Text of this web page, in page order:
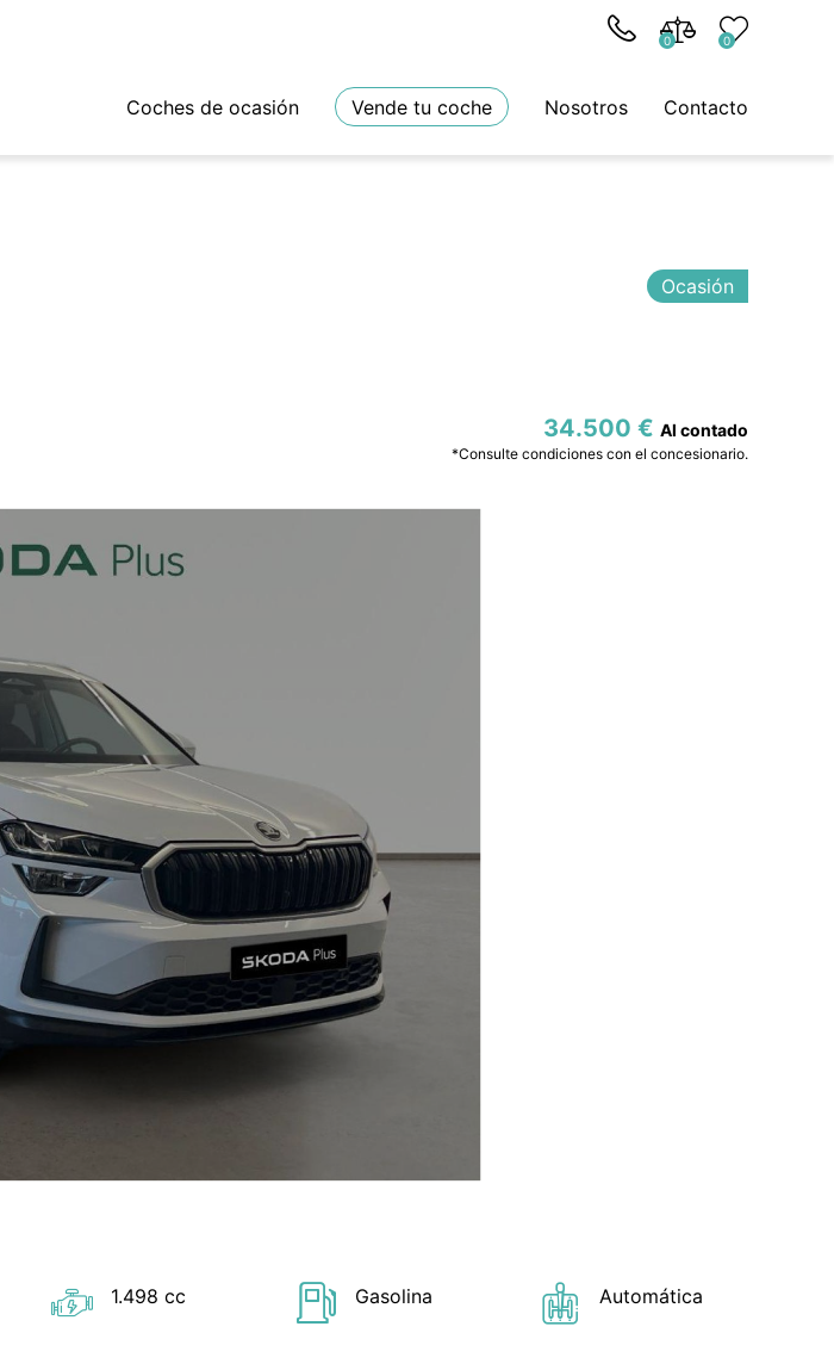
0 0
Coches de ocasión Vende tu coche Nosotros Contacto
Ocasión
34.500 €
*Consulte condiciones con el concesionario.
1.498 cc Gasolina Automática